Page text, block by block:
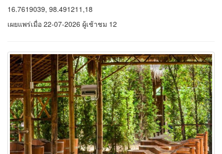
16.7619039, 98.491211,18
เผยแพร่เมื่อ 22-07-2026 ผู้เช้าชม 12